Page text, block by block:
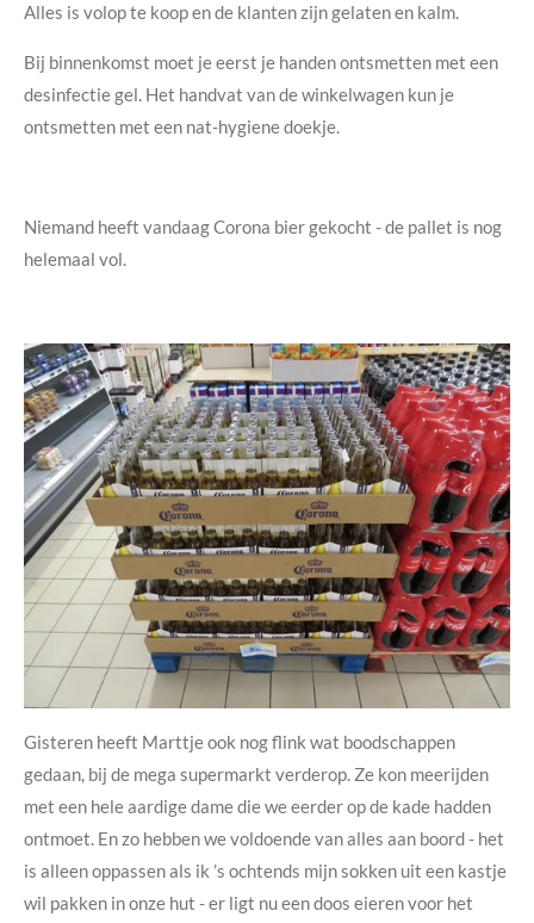
Alles is volop te koop en de klanten zijn gelaten en kalm.
Bij binnenkomst moet je eerst je handen ontsmetten met een
desinfectie gel. Het handvat van de winkelwagen kun je
ontsmetten met een nat-hygiene doekje.
Niemand heeft vandaag Corona bier gekocht - de pallet is nog
helemaal vol.
Gisteren heeft Marttje ook nog flink wat boodschappen
gedaan, bij de mega supermarkt verderop. Ze kon meerijden
met een hele aardige dame die we eerder op de kade hadden
ontmoet. En zo hebben we voldoende van alles aan boord - het
is alleen oppassen als ik ’s ochtends mijn sokken uit een kastje
wil pakken in onze hut - er ligt nu een doos eieren voor het